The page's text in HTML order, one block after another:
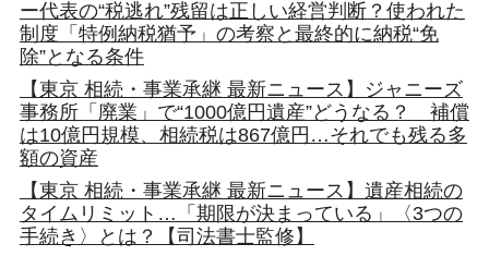
ー代表の“税逃れ”残留は正しい経営判断？使われた
制度「特例納税猶予」の考察と最終的に納税“免
除”となる条件
【東京 相続・事業承継 最新ニュース】ジャニーズ
事務所「廃業」で“1000億円遺産”どうなる？ 補償
は10億円規模、相続税は867億円…それでも残る多
額の資産
【東京 相続・事業承継 最新ニュース】遺産相続の
タイムリミット…「期限が決まっている」〈3つの
手続き〉とは？【司法書士監修】